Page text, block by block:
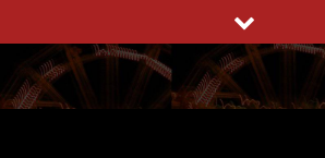
to
content
ENCYKLOPEDIA ŻYCIA
CO WARTO W ŻYCIU WIEDZIEĆ